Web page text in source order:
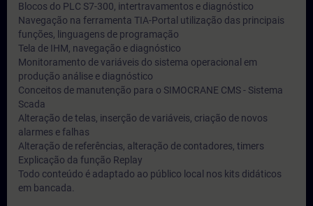
Blocos do PLC S7-300, intertravamentos e diagnóstico
Navegação na ferramenta TIA-Portal utilização das principais
funções, linguagens de programação
Tela de IHM, navegação e diagnóstico
Monitoramento de variáveis do sistema operacional em
produção análise e diagnóstico
Conceitos de manutenção para o SIMOCRANE CMS - Sistema
Scada
Alteração de telas, inserção de variáveis, criação de novos
alarmes e falhas
Alteração de referências, alteração de contadores, timers
Explicação da função Replay
Todo conteúdo é adaptado ao público local nos kits didáticos
em bancada.